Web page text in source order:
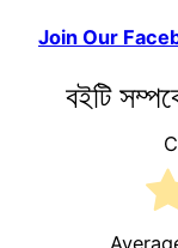
Join Our
বইটি